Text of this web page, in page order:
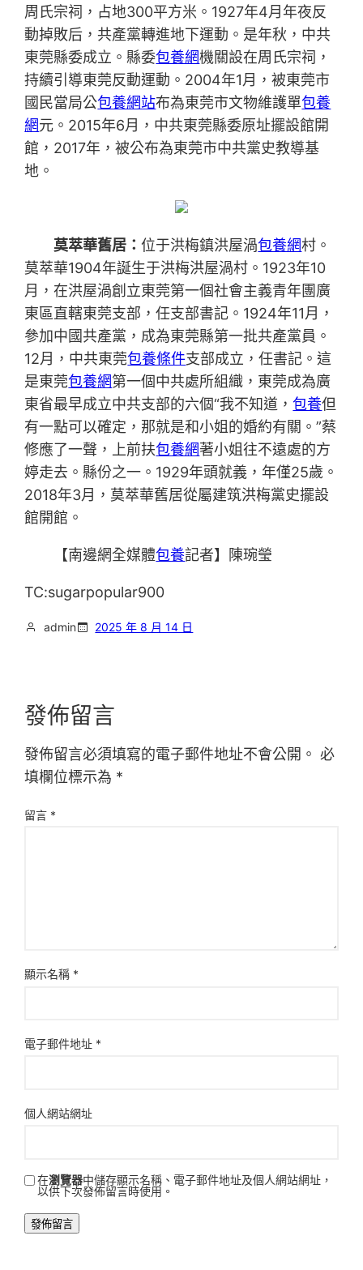
周氏宗祠，占地300平方米。1927年4月年夜反
動掉敗后，共產黨轉進地下運動。是年秋，中共
東莞縣委成立。縣委包養網機關設在周氏宗祠，
持續引導東莞反動運動。2004年1月，被東莞市
國民當局公包養網站布為東莞市文物維護單包養
網元。2015年6月，中共東莞縣委原址擺設館開
館，2017年，被公布為東莞市中共黨史教導基
地。
莫萃華舊居： 位于洪梅鎮洪屋渦包養網村。
莫萃華1904年誕生于洪梅洪屋渦村。1923年10
月，在洪屋渦創立東莞第一個社會主義青年團廣
東區直轄東莞支部，任支部書記。1924年11月，
參加中國共產黨，成為東莞縣第一批共產黨員。
12月，中共東莞包養條件支部成立，任書記。這
是東莞包養網第一個中共處所組織，東莞成為廣
東省最早成立中共支部的六個“我不知道，包養但
有一點可以確定，那就是和小姐的婚約有關。”蔡
修應了一聲，上前扶包養網著小姐往不遠處的方
婷走去。縣份之一。1929年頭就義，年僅25歲。
2018年3月，莫萃華舊居從屬建筑洪梅黨史擺設
館開館。
【南邊網全媒體包養記者】陳琬瑩
TC:sugarpopular900
admin 2025 年 8 月 14 日
發佈留言
發佈留言必須填寫的電子郵件地址不會公開。 必
填欄位標示為 *
留言 *
顯示名稱 *
電子郵件地址 *
個人網站網址
在瀏覽器中儲存顯示名稱、電子郵件地址及個人網站網址，
以供下次發佈留言時使用。